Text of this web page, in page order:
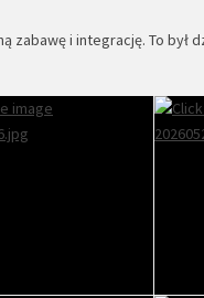
zabawę i integrację. To był